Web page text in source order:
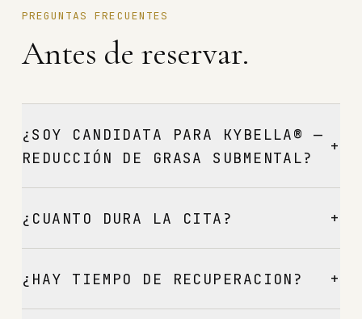
PREGUNTAS FRECUENTES
Antes de reservar.
¿SOY CANDIDATA PARA KYBELLA® —
REDUCCIÓN DE GRASA SUBMENTAL?
+
¿CUANTO DURA LA CITA? +
¿HAY TIEMPO DE RECUPERACION? +